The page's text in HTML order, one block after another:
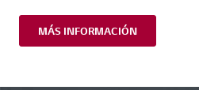
MÁS INFORMACIÓN